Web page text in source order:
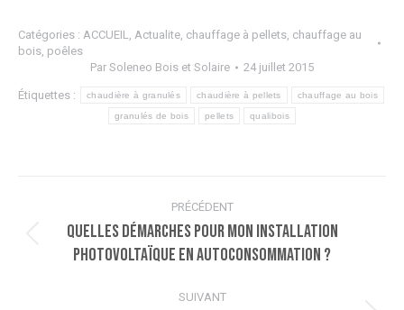
Catégories : ACCUEIL, Actualite, chauffage à pellets, chauffage au
bois, poêles
Par Soleneo Bois et Solaire 24 juillet 2015
Étiquettes : chaudière à granulés chaudière à pellets chauffage au bois
granulés de bois pellets qualibois
article
PRÉCÉDENT
Article
précédent
Quelles démarches pour mon installation
photovoltaïque en autoconsommation ?
SUIVANT